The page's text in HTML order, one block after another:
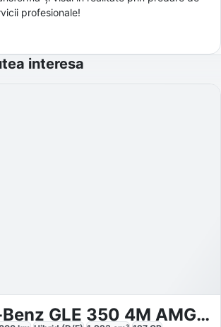
profesionale!
interesa
Mercedes-Benz GLE 350 4M AMG-Plus PANO-SHD 22